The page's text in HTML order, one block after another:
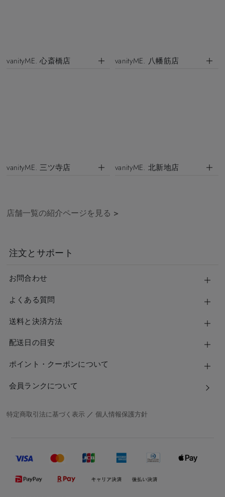
vanityME. 心斎橋店 vanityME. 八幡筋店
vanityME. 三ツ寺店 vanityME. 北新地店
店舗一覧の紹介ページを見る >
注文とサポート
お問合わせ
よくある質問
送料と決済方法
配送日の目安
ポイント・クーポンについて
会員ランクについて
特定商取引法に基づく表示 ／個人情報保護方針